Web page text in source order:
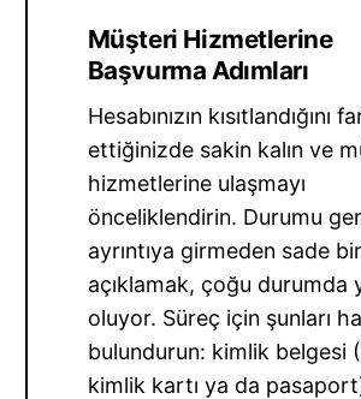
Müşteri Hizmetlerine
Başvurma Adımları
Hesabınızın kısıtlandığını
ettiğinizde sakin kalın ve
hizmetlerine ulaşmayı
önceliklendirin. Durumu
ayrıntıya girmeden sade
açıklamak, çoğu durumda
oluyor. Süreç için şunları
bulundurun: kimlik belgesi
kimlik kartı ya da